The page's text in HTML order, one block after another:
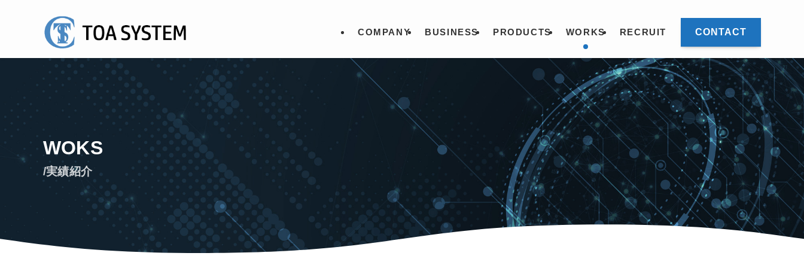
COMPANY BUSINESS PRODUCTS WORKS RECRUIT CONTACT
WOKS
/実績紹介